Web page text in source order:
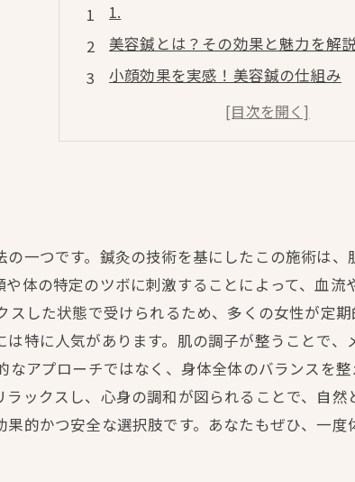
1.
美容鍼とは？その効果と魅力を解説
小顔効果を実感！美容鍼の仕組み
美肌を手に入れるための美容鍼のポ
施術の流れと注意点：初めての美
一つです。鍼灸の技術を基にしたこの施術は
体の特定のツボに刺激することによって、血
スした状態で受けられるため、多くの女性が定
特に人気があります。肌の調子が整うことで
なアプローチではなく、身体全体のバランスを
ックスし、心身の調和が図られることで、自
的かつ安全な選択肢です。あなたもぜひ、一度